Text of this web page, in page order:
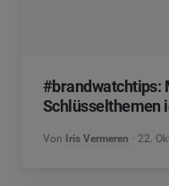
#brandwatchtips:
Schlüsselthemen
Von Iris Vermeren 22.